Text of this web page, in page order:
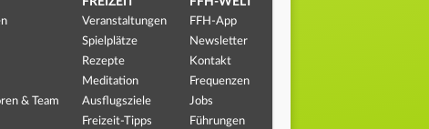
& Team
Veranstaltungen
Spielplätze
Rezepte
Meditation
Ausflugsziele
Freizeit-Tipps
FFH-App
Newsletter
Kontakt
Frequenzen
Jobs
Führungen